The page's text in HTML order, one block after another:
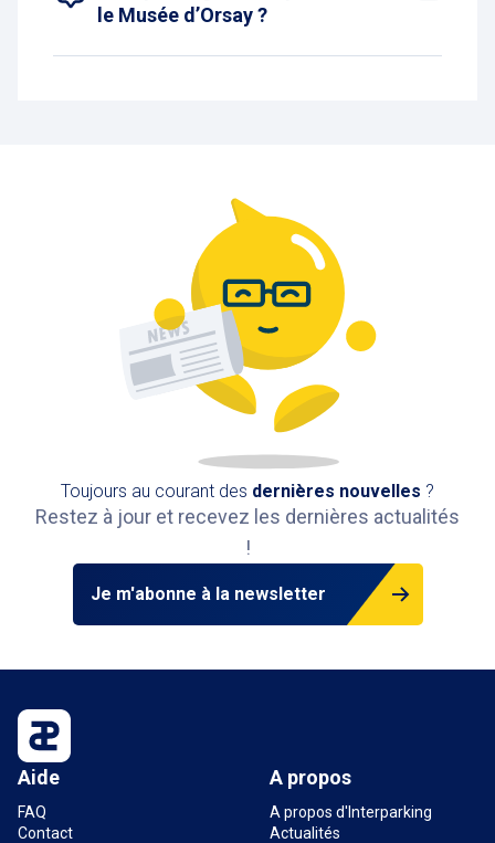
le Musée d’Orsay ?
le parking Mazarine - Odéon d’interparking, situé
Toujours au courant des dernières nouvelles ?
Restez à jour et recevez les dernières actualités
!
Je m'abonne à la newsletter
Aide
FAQ
Contact
A propos
A propos d'Interparking
Actualités